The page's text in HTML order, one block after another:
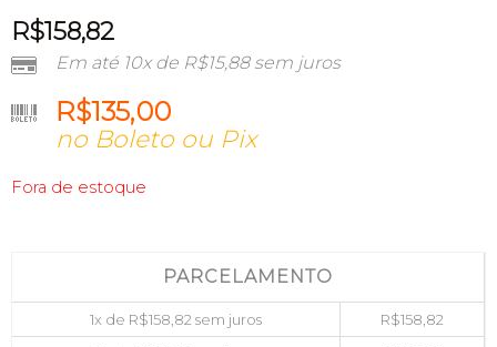
R$158,82
Em até 10x de R$15,88sem juros
R$135,00
no Boleto ou Pix
Fora de estoque
PARCELAMENTO
1x de R$158,82 sem juros R$158,82